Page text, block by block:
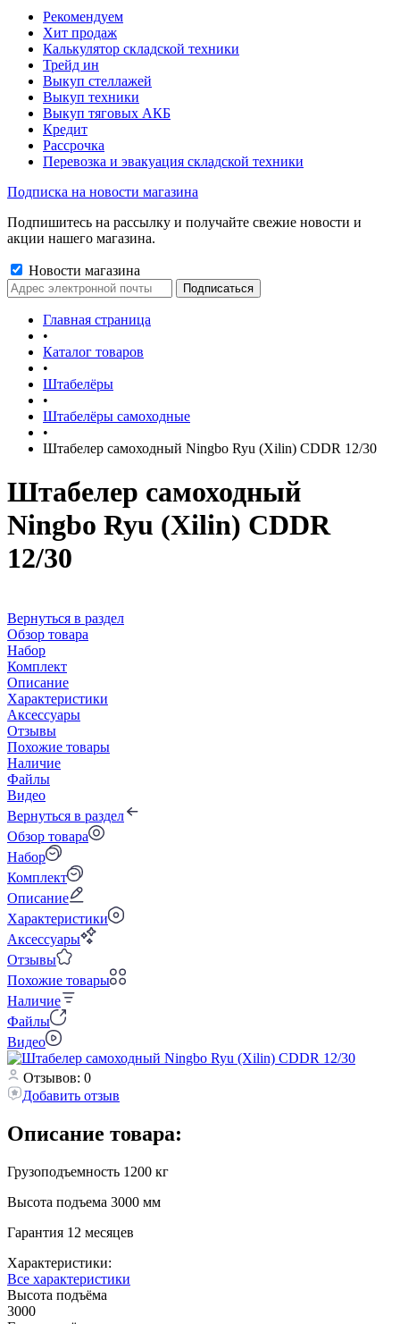
Рекомендуем
Хит продаж
Калькулятор складской техники
Трейд ин
Выкуп стеллажей
Выкуп техники
Выкуп тяговых АКБ
Кредит
Рассрочка
Перевозка и эвакуация складской техники
Подписка на новости магазина
Подпишитесь на рассылку и получайте свежие новости и
акции нашего магазина.
Новости магазина
Главная страница
•
Каталог товаров
•
Штабелёры
•
Штабелёры самоходные
•
Штабелер самоходный Ningbo Ryu (Xilin) CDDR 12/30
Штабелер самоходный
Ningbo Ryu (Xilin) CDDR
12/30
Вернуться в раздел
Обзор товара
Набор
Комплект
Описание
Характеристики
Аксессуары
Отзывы
Похожие товары
Наличие
Файлы
Видео
Вернуться в раздел
Обзор товара
Набор
Комплект
Описание
Характеристики
Аксессуары
Отзывы
Похожие товары
Наличие
Файлы
Видео
Отзывов: 0
Добавить отзыв
Описание товара:
Грузоподъемность 1200 кг
Высота подъема 3000 мм
Гарантия 12 месяцев
Характеристики:
Все характеристики
Высота подъёма
3000